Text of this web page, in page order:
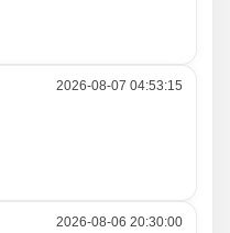
2026-08-07 04:53:15
2026-08-06 20:30:00